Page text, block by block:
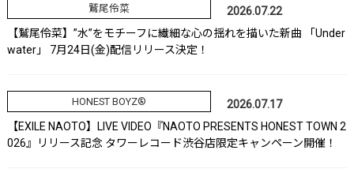
鷲尾伶菜
2026.07.22
【鷲尾伶菜】”水”をモチーフに繊細な心の揺れを描いた新曲 「Under
water」 7月24日(金)配信リリース決定！
HONEST BOYZ®
2026.07.17
【EXILE NAOTO】LIVE VIDEO『NAOTO PRESENTS HONEST TOWN 2
026』リリース記念 タワーレコード渋谷店限定キャンペーン開催！